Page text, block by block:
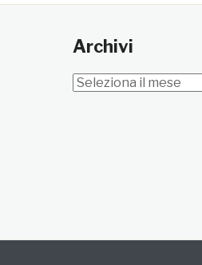
Archivi
Archivi